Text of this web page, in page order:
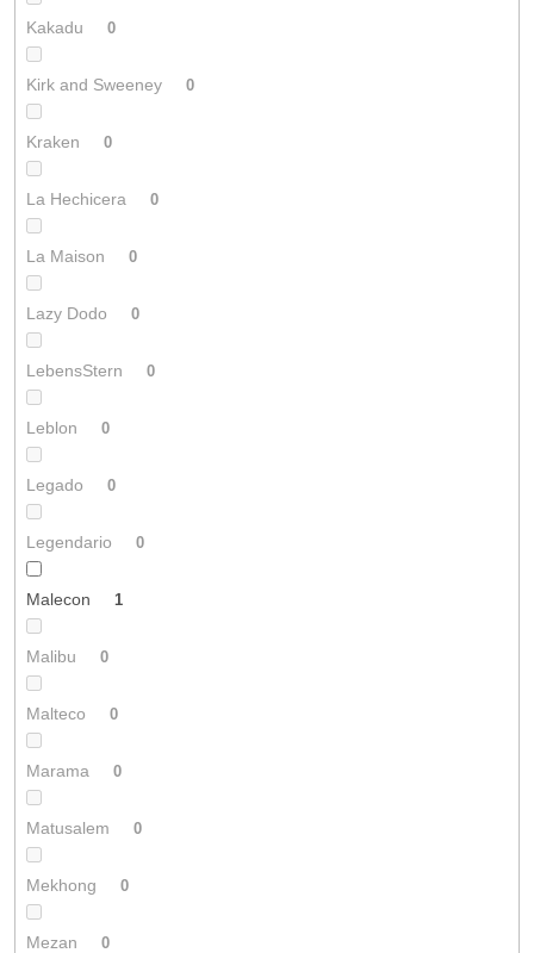
Kakadu 0
Kirk and Sweeney 0
Kraken 0
La Hechicera 0
La Maison 0
Lazy Dodo 0
LebensStern 0
Leblon 0
Legado 0
Legendario 0
Malecon 1
Malibu 0
Malteco 0
Marama 0
Matusalem 0
Mekhong 0
Mezan 0